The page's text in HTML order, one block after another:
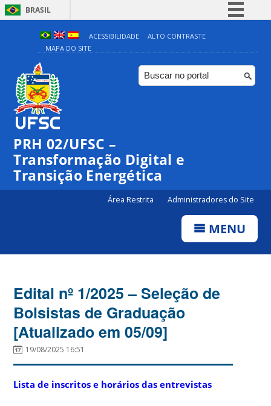
BRASIL
Simplifique!
Comunica BR
Participe
ACESSIBILIDADE
ALTO CONTRASTE
MAPA DO SITE
PRH 02/UFSC –
Transformação Digital e
Transição Energética
Área Restrita Administradores do Site
MENU
Edital nº 1/2025 – Seleção de
Bolsistas de Graduação
[Atualizado em 05/09]
19/08/2025 16:51
Lista de inscritos e horários das entrevistas